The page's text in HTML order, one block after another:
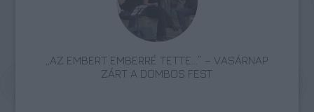
„AZ EMBERT EMBERRÉ TETTE…” – VASÁRNAP
ZÁRT A DOMBOS FEST